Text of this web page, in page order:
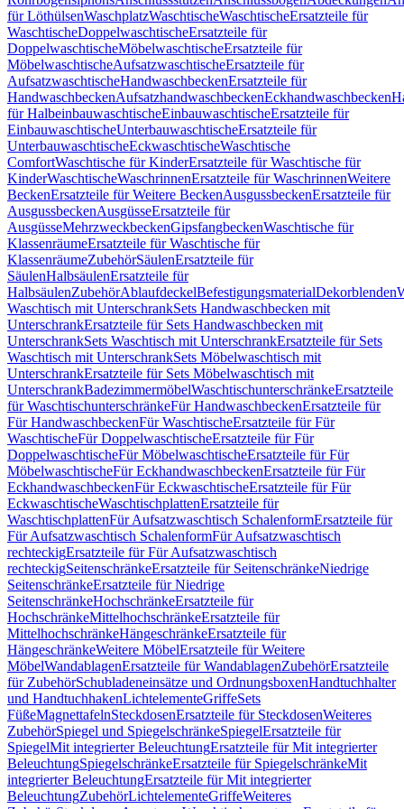
für LöthülsenWaschplatzWaschtischeWaschtischeErsatzteile für
WaschtischeDoppelwaschtischeErsatzteile für
DoppelwaschtischeMöbelwaschtischeErsatzteile für
MöbelwaschtischeAufsatzwaschtischeErsatzteile für
AufsatzwaschtischeHandwaschbeckenErsatzteile für
HandwaschbeckenAufsatzhandwaschbeckenEckhandwaschbecken
für HalbeinbauwaschtischeEinbauwaschtischeErsatzteile für
EinbauwaschtischeUnterbauwaschtischeErsatzteile für
UnterbauwaschtischeEckwaschtischeWaschtische
ComfortWaschtische für KinderErsatzteile für Waschtische für
KinderWaschtischeWaschrinnenErsatzteile für WaschrinnenWeitere
BeckenErsatzteile für Weitere BeckenAusgussbeckenErsatzteile für
AusgussbeckenAusgüsseErsatzteile für
AusgüsseMehrzweckbeckenGipsfangbeckenWaschtische für
KlassenräumeErsatzteile für Waschtische für
KlassenräumeZubehörSäulenErsatzteile für
SäulenHalbsäulenErsatzteile für
HalbsäulenZubehörAblaufdeckelBefestigungsmaterialDekorblenden
Waschtisch mit UnterschrankSets Handwaschbecken mit
UnterschrankErsatzteile für Sets Handwaschbecken mit
UnterschrankSets Waschtisch mit UnterschrankErsatzteile für Sets
Waschtisch mit UnterschrankSets Möbelwaschtisch mit
UnterschrankErsatzteile für Sets Möbelwaschtisch mit
UnterschrankBadezimmermöbelWaschtischunterschränkeErsatzteile
für WaschtischunterschränkeFür HandwaschbeckenErsatzteile für
Für HandwaschbeckenFür WaschtischeErsatzteile für Für
WaschtischeFür DoppelwaschtischeErsatzteile für Für
DoppelwaschtischeFür MöbelwaschtischeErsatzteile für Für
MöbelwaschtischeFür EckhandwaschbeckenErsatzteile für Für
EckhandwaschbeckenFür EckwaschtischeErsatzteile für Für
EckwaschtischeWaschtischplattenErsatzteile für
WaschtischplattenFür Aufsatzwaschtisch SchalenformErsatzteile für
Für Aufsatzwaschtisch SchalenformFür Aufsatzwaschtisch
rechteckigErsatzteile für Für Aufsatzwaschtisch
rechteckigSeitenschränkeErsatzteile für SeitenschränkeNiedrige
SeitenschränkeErsatzteile für Niedrige
SeitenschränkeHochschränkeErsatzteile für
HochschränkeMittelhochschränkeErsatzteile für
MittelhochschränkeHängeschränkeErsatzteile für
HängeschränkeWeitere MöbelErsatzteile für Weitere
MöbelWandablagenErsatzteile für WandablagenZubehörErsatzteile
für ZubehörSchubladeneinsätze und OrdnungsboxenHandtuchhalter
und HandtuchhakenLichtelementeGriffeSets
FüßeMagnettafelnSteckdosenErsatzteile für SteckdosenWeiteres
ZubehörSpiegel und SpiegelschränkeSpiegelErsatzteile für
SpiegelMit integrierter BeleuchtungErsatzteile für Mit integrierter
BeleuchtungSpiegelschränkeErsatzteile für SpiegelschränkeMit
integrierter BeleuchtungErsatzteile für Mit integrierter
BeleuchtungZubehörLichtelementeGriffeWeiteres